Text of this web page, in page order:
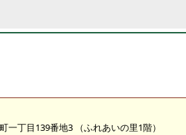
一丁目139番地3 （ふれあいの里1階）